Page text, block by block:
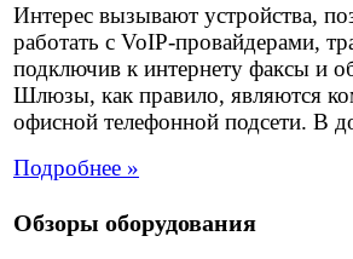
Интерес вызывают устройства,
работать с VoIP-провайдерами,
подключив к интернету факсы и
Шлюзы, как правило, являются
офисной телефонной подсети. В
Подробнее »
Обзоры оборудования